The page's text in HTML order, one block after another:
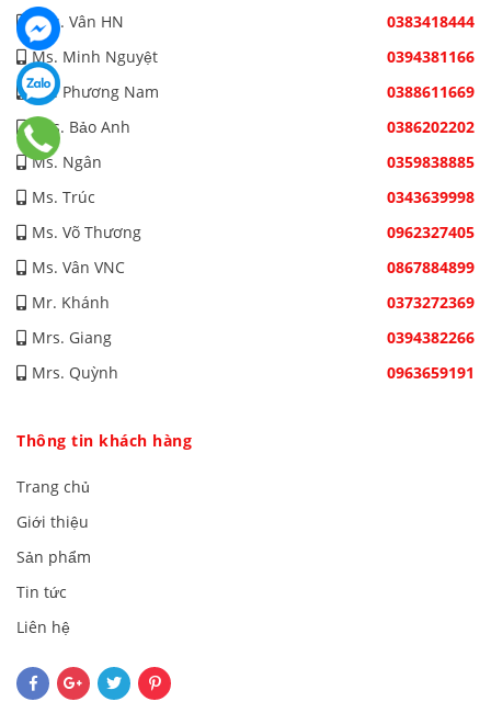
Mrs. Vân HN
0383418444
Ms. Minh Nguyệt
0394381166
Ms. Phương Nam
0388611669
Mrs. Bảo Anh
0386202202
Ms. Ngân
0359838885
Ms. Trúc
0343639998
Ms. Võ Thương
0962327405
Ms. Vân VNC
0867884899
Mr. Khánh
0373272369
Mrs. Giang
0394382266
Mrs. Quỳnh
0963659191
Thông tin khách hàng
Trang chủ
Giới thiệu
Sản phẩm
Tin tức
Liên hệ